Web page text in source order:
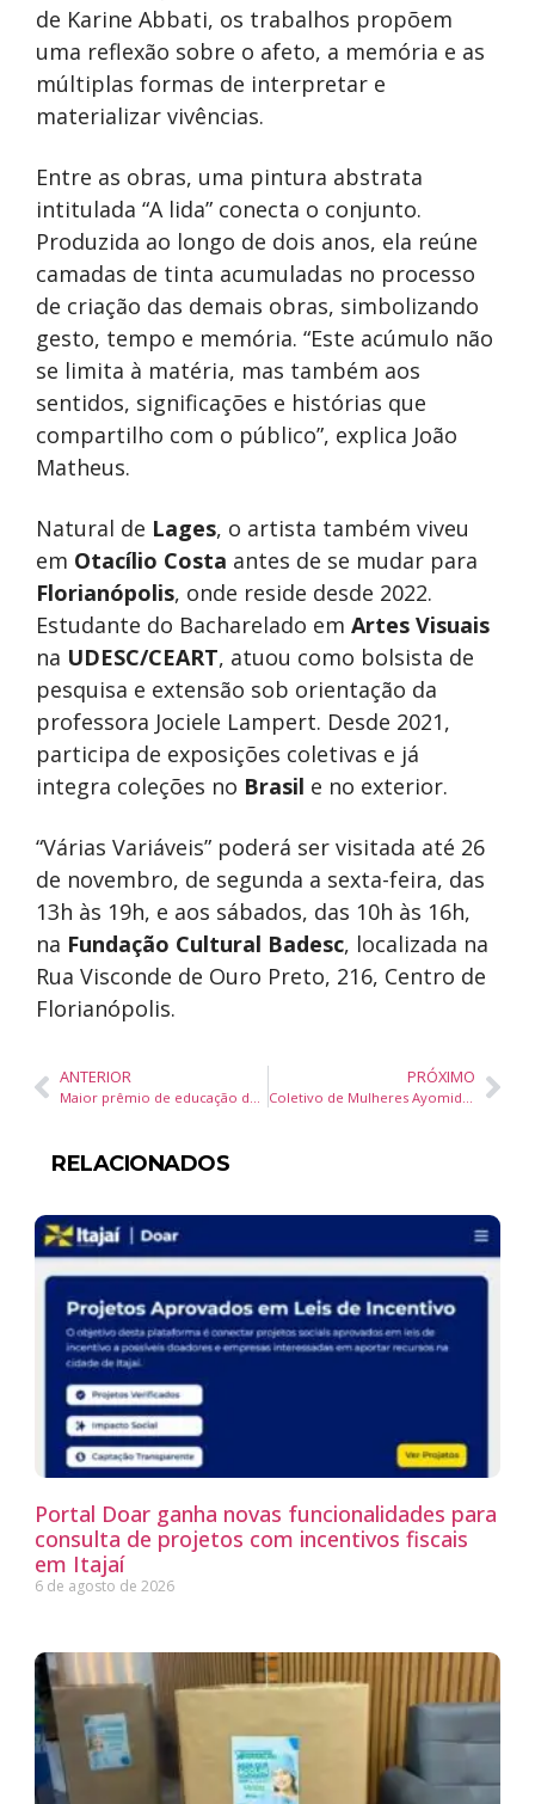
de Karine Abbati, os trabalhos propõem
uma reflexão sobre o afeto, a memória e as
múltiplas formas de interpretar e
materializar vivências.
Entre as obras, uma pintura abstrata
intitulada “A lida” conecta o conjunto.
Produzida ao longo de dois anos, ela reúne
camadas de tinta acumuladas no processo
de criação das demais obras, simbolizando
gesto, tempo e memória. “Este acúmulo não
se limita à matéria, mas também aos
sentidos, significações e histórias que
compartilho com o público”, explica João
Matheus.
Natural de Lages, o artista também viveu
em Otacílio Costa antes de se mudar para
Florianópolis, onde reside desde 2022.
Estudante do Bacharelado em Artes Visuais
na UDESC/CEART, atuou como bolsista de
pesquisa e extensão sob orientação da
professora Jociele Lampert. Desde 2021,
participa de exposições coletivas e já
integra coleções no Brasil e no exterior.
“Várias Variáveis” poderá ser visitada até 26
de novembro, de segunda a sexta-feira, das
13h às 19h, e aos sábados, das 10h às 16h,
na Fundação Cultural Badesc, localizada na
Rua Visconde de Ouro Preto, 216, Centro de
Florianópolis.
ANTERIOR
Maior prêmio de educação de Santa Catarina homenageia 37 profissionais e lança selo inédito de credenciamento escolar
PRÓXIMO
Coletivo de Mulheres Ayomidê lança primeiro álbum autoral com show gratuito em Balneário Piçarras
RELACIONADOS
Portal Doar ganha novas funcionalidades para
consulta de projetos com incentivos fiscais
em Itajaí
6 de agosto de 2026